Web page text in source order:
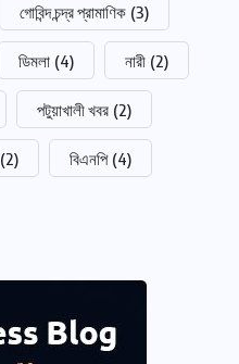
গোবিন্দ চন্দ্র প্রামাণিক (3)
ডিমলা (4) নারী (2)
পটুয়াখালী খবর (2)
(2) বিএনপি (4)